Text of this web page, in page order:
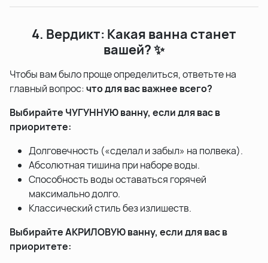
4. Вердикт: Какая ванна станет
вашей? ✨
Чтобы вам было проще определиться, ответьте на
главный вопрос:что для вас важнее всего?
Выбирайте ЧУГУННУЮ ванну, если для вас в
приоритете:
Долговечность («сделал и забыл» на полвека).
Абсолютная тишина при наборе воды.
Способность воды оставаться горячей
максимально долго.
Классический стиль без излишеств.
Выбирайте АКРИЛОВУЮ ванну, если для вас в
приоритете: